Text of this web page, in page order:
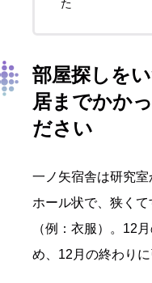
た
部屋探しを
居までかか
ださい
一ノ矢宿舎は研究
ホール状で、狭く
（例：衣服）。12
め、12月の終わりに